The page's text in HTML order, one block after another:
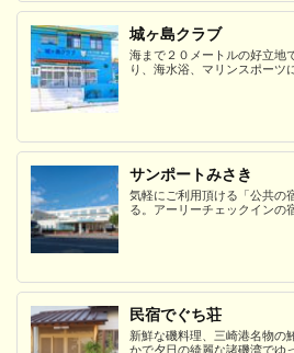
城ヶ島クラブ
海まで２０メートルの好立地
り、海水浴、マリンスポーツ
サンポートみさき
気軽にご利用頂ける「公共の
る。アーリーチェックインの
民宿でぐち荘
新鮮な磯料理、三崎港名物の
かで夕日の綺麗な諸磯湾でゆ